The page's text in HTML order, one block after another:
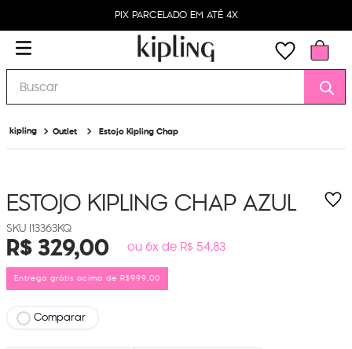
PIX PARCELADO EM ATÉ 4X
Buscar
Outlet Estojo Kipling Chap
ESTOJO KIPLING CHAPAZUL
I13363KQ
R$329,00 ou 6x de R$ 54,83
Entrega grátis acima de R$999,00
Comparar